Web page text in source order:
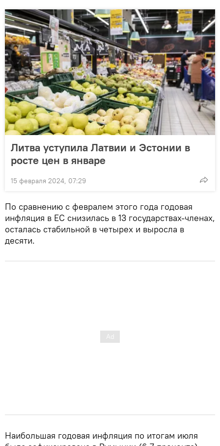
Литва уступила Латвии и Эстонии в
росте цен в январе
15 февраля 2024, 07:29
По сравнению с февралем этого года годовая
инфляция в ЕС снизилась в 13 государствах-членах,
осталась стабильной в четырех и выросла в
десяти.
Наибольшая годовая инфляция по итогам июля